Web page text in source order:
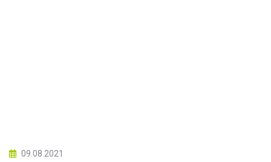
09.08.2021